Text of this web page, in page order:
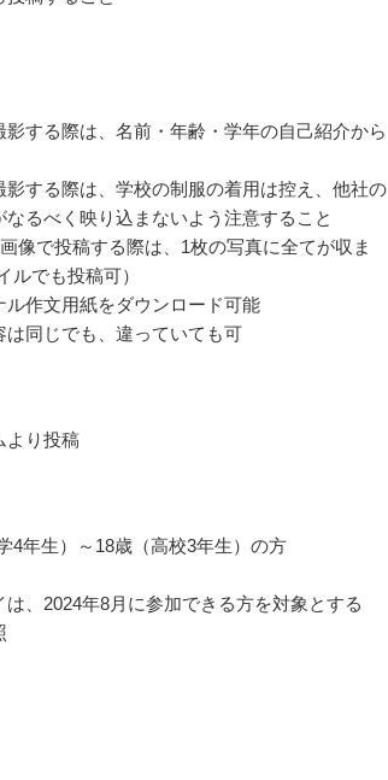
する際は、名前・年齢・学年の自己紹介から
する際は、学校の制服の着用は控え、他社の
るべく映り込まないよう注意すること
像で投稿する際は、1枚の写真に全てが収ま
ルでも投稿可）
作文用紙をダウンロード可能
同じでも、違っていても可
より投稿
4年生）～18歳（高校3年生）の方
、2024年8月に参加できる方を対象とする